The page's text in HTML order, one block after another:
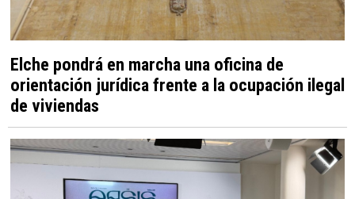
Elche pondrá en marcha una oficina de
orientación jurídica frente a la ocupación ilegal
de viviendas